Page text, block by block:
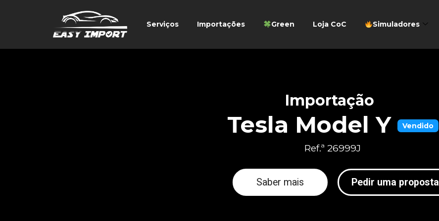
Serviços Importações Green Loja CoC Simuladores
Importação
Tesla Model Y Vendido
Ref.ª 26999J
Saber mais Pedir uma proposta